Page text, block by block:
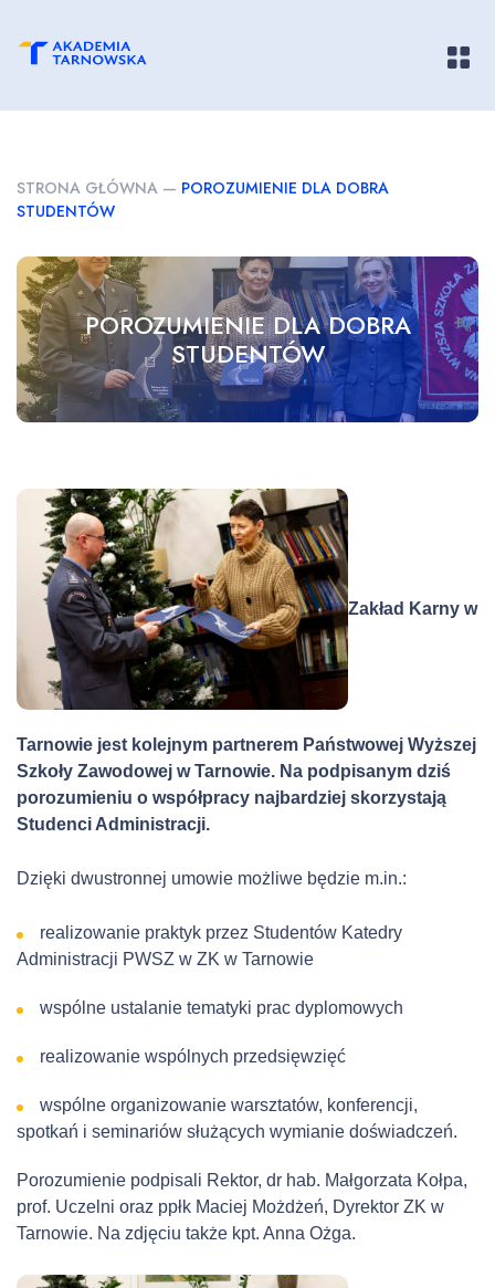
STRONA GŁÓWNA — POROZUMIENIE DLA DOBRA
STUDENTÓW
POROZUMIENIE DLA DOBRA
STUDENTÓW
Zakład Karny w
Tarnowie jest kolejnym partnerem Państwowej Wyższej
Szkoły Zawodowej w Tarnowie. Na podpisanym dziś
porozumieniu o współpracy najbardziej skorzystają
Studenci Administracji.
Dzięki dwustronnej umowie możliwe będzie m.in.:
realizowanie praktyk przez Studentów Katedry
Administracji PWSZ w ZK w Tarnowie
wspólne ustalanie tematyki prac dyplomowych
realizowanie wspólnych przedsięwzięć
wspólne organizowanie warsztatów, konferencji,
spotkań i seminariów służących wymianie doświadczeń.
Porozumienie podpisali Rektor, dr hab. Małgorzata Kołpa,
prof. Uczelni oraz ppłk Maciej Możdżeń, Dyrektor ZK w
Tarnowie. Na zdjęciu także kpt. Anna Ożga.